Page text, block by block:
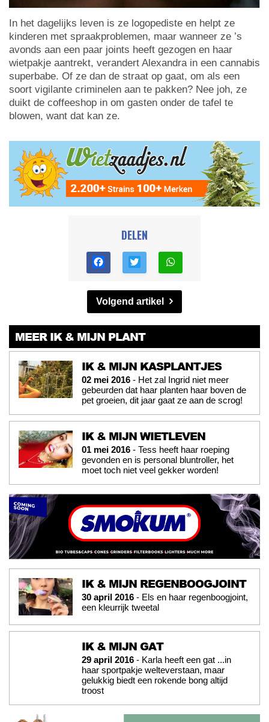
In het dagelijks leven is ze logopediste en helpt ze
kinderen met spraakproblemen, maar wanneer ze ’s
avonds aan een paar joints heeft gezogen en haar
wietpakje aantrekt, verandert Alexandra in een cannabis
superbabe. Of ze dan de straat op gaat, om als een
soort vigilante criminelen aan te pakken? Nee joh, ze
duikt de coffeeshop in om gasten onder de tafel te
blowen, want dat kan ze.
DELEN
Volgend artikel
MEER IK & MIJN PLANT
IK & MIJN KASPLANTJES
02 mei 2016 - Het zal Ingrid niet meer
gebeurden dat haar planten haar boven de
pet groeien, dit jaar gaat ze aan de scrog!
IK & MIJN WIETLEVEN
01 mei 2016 - Tess heeft haar roeping
gevonden en is personal bluntroller, het
moet toch niet veel gekker worden!
IK & MIJN REGENBOOGJOINT
30 april 2016 - Els en haar regenboogjoint,
een kleurrijk tweetal
IK & MIJN GAT
29 april 2016 - Karla heeft een gat ...in
haar sportpakje welteverstaan, maar
gelukkig biedt een rokende bong altijd
troost